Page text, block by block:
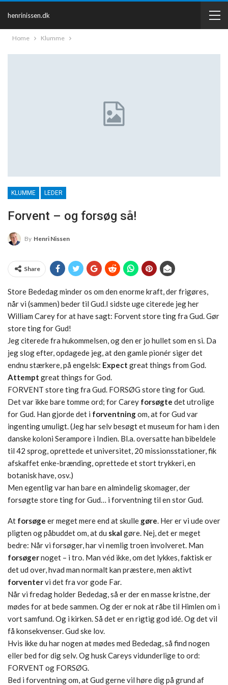
henrinissen.dk
Home Klumme
KLUMME LEDER
Forvent – og forsøg så!
By Henri Nissen
Share
Store Bededag minder os om den enorme kraft, der frigøres,
når vi (sammen) beder til Gud.I sidste uge citerede jeg her
William Carey for at have sagt: Forvent store ting fra Gud. Gør
store ting for Gud!
Jeg citerede fra hukommelsen, og den er jo hullet som en si. Da
jeg slog efter, opdagede jeg, at den gamle pionér siger det
endnu stærkere, på engelsk:  Expect great things from God.
Attempt great things for God.
FORVENT store ting fra Gud. FORSØG store ting for Gud.
Det var ikke bare tomme ord; for Carey forsøgte det utrolige
for Gud. Han gjorde det i forventningom, at for Gud var
ingenting umuligt. (Jeg har selv besøgt et museum for ham i den
danske koloni Serampore i Indien. Bl.a. oversatte han bibeldele
til 42 sprog, oprettede et universitet, 20 missionsstationer, fik
afskaffet enke-brænding, oprettede et stort trykkeri, en
botanisk have, osv.)
Men egentlig var han bare en almindelig skomager, der
forsøgte store ting for Gud… i forventning til en stor Gud.
At forsøge er meget mere end at skulle gøre. Her er vi ude over
pligten og påbuddet om, at du skal gøre. Nej, det er meget
bedre: Når vi forsøger, har vi nemlig troen involveret. Man
forsøgernoget – i tro. Man véd ikke, om det lykkes, faktisk er
det ud over, hvad man normalt kan præstere, men aktivt
forventervi det fra vor gode Far.
Når vi fredag holder Bededag, så er der en masse kristne, der
mødes for at bede sammen. Og der er nok at råbe til Himlen om i
vort samfund. Og i kirken. Så det er en rigtig god idé. Og det vil
få konsekvenser. Gud ske lov.
Hvis ikke du har nogen at mødes med Bededag, så find nogen
eller bed for dig selv. Og husk Careys vidunderlige to ord:
FORVENT og FORSØG.
Bed i forventning om, at Gud gerne vil høre dig på grund af